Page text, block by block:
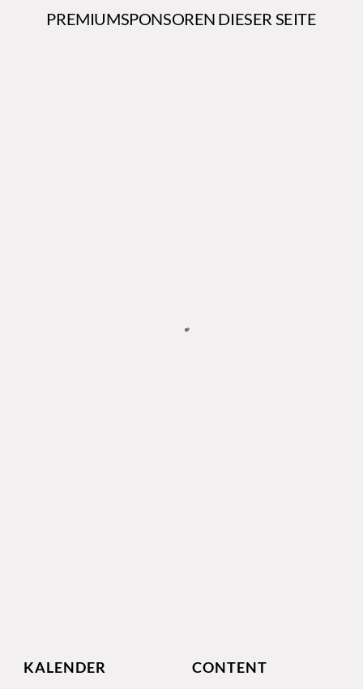
PREMIUMSPONSOREN DIESER SEITE
KALENDER CONTENT